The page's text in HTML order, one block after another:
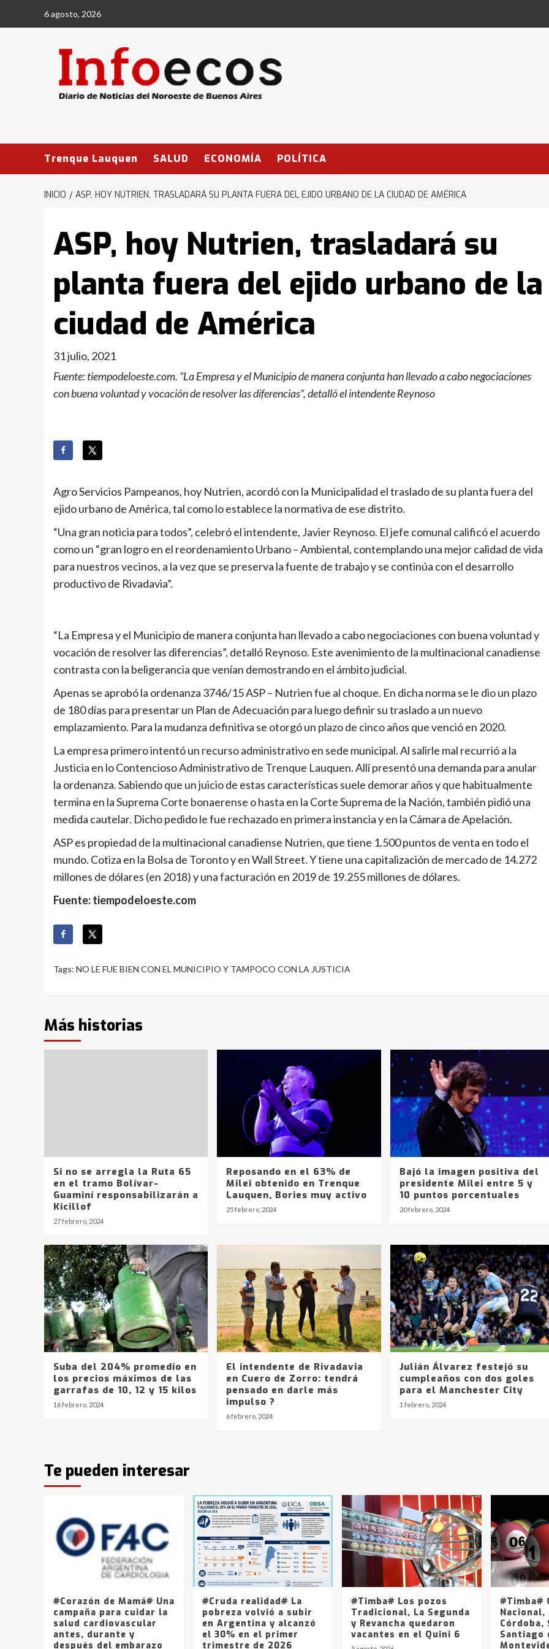
6 agosto, 2026
Trenque Lauquen SALUD ECONOMÍA POLÍTICA
INICIO ASP, HOY NUTRIEN, TRASLADARÁ SU PLANTA FUERA DEL EJIDO URBANO DE LA CIUDAD DE AMÉRICA
ASP, hoy Nutrien, trasladará su
planta fuera del ejido urbano de la
ciudad de América
31 julio, 2021
Fuente: tiempodeloeste.com. “La Empresa y el Municipio de manera conjunta han llevado a cabo negociaciones
con buena voluntad y vocación de resolver las diferencias”, detalló el intendente Reynoso
Agro Servicios Pampeanos, hoy Nutrien, acordó con la Municipalidad el traslado de su planta fuera del
ejido urbano de América, tal como lo establece la normativa de ese distrito.
“Una gran noticia para todos”, celebró el intendente, Javier Reynoso. El jefe comunal calificó el acuerdo
como un “gran logro en el reordenamiento Urbano – Ambiental, contemplando una mejor calidad de vida
para nuestros vecinos, a la vez que se preserva la fuente de trabajo y se continúa con el desarrollo
productivo de Rivadavia”.
“La Empresa y el Municipio de manera conjunta han llevado a cabo negociaciones con buena voluntad y
vocación de resolver las diferencias”, detalló Reynoso. Este avenimiento de la multinacional canadiense
contrasta con la beligerancia que venían demostrando en el ámbito judicial.
Apenas se aprobó la ordenanza 3746/15 ASP – Nutrien fue al choque. En dicha norma se le dio un plazo
de 180 días para presentar un Plan de Adecuación para luego definir su traslado a un nuevo
emplazamiento. Para la mudanza definitiva se otorgó un plazo de cinco años que venció en 2020.
La empresa primero intentó un recurso administrativo en sede municipal. Al salirle mal recurrió a la
Justicia en lo Contencioso Administrativo de Trenque Lauquen. Allí presentó una demanda para anular
la ordenanza. Sabiendo que un juicio de estas características suele demorar años y que habitualmente
termina en la Suprema Corte bonaerense o hasta en la Corte Suprema de la Nación, también pidió una
medida cautelar. Dicho pedido le fue rechazado en primera instancia y en la Cámara de Apelación.
ASP es propiedad de la multinacional canadiense Nutrien, que tiene 1.500 puntos de venta en todo el
mundo. Cotiza en la Bolsa de Toronto y en Wall Street. Y tiene una capitalización de mercado de 14.272
millones de dólares (en 2018) y una facturación en 2019 de 19.255 millones de dólares.
Fuente: tiempodeloeste.com
Tags: NO LE FUE BIEN CON EL MUNICIPIO Y TAMPOCO CON LA JUSTICIA
Más historias
Si no se arregla la Ruta 65
en el tramo Bolívar-
Guaminí responsabilizarán a
Kicillof
27 febrero, 2024
Reposando en el 63% de
Milei obtenido en Trenque
Lauquen, Bories muy activo
25 febrero, 2024
Bajó la imagen positiva del
presidente Milei entre 5 y
10 puntos porcentuales
20 febrero, 2024
Suba del 204% promedio en
los precios máximos de las
garrafas de 10, 12 y 15 kilos
16 febrero, 2024
El intendente de Rivadavia
en Cuero de Zorro: tendrá
pensado en darle más
impulso ?
6 febrero, 2024
Julián Álvarez festejó su
cumpleaños con dos goles
para el Manchester City
1 febrero, 2024
Te pueden interesar
#Corazón de Mamá# Una
campaña para cuidar la
salud cardiovascular
antes, durante y
después del embarazo
#Cruda realidad# La
pobreza volvió a subir
en Argentina y alcanzó
el 30% en el primer
trimestre de 2026
#Timba# Los pozos
Tradicional, La Segunda
y Revancha quedaron
vacantes en el Quini 6
#Timba#
Nacional,
Córdoba,
Santiago